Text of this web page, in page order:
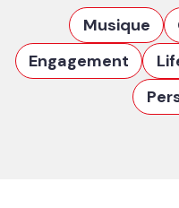
Musique
Engagement